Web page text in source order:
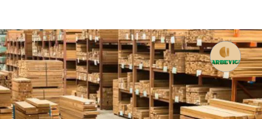
Recomendado por qdq
Marbevicar
Maderas
Calle Alemania 100, 03600, Elda, Alicante